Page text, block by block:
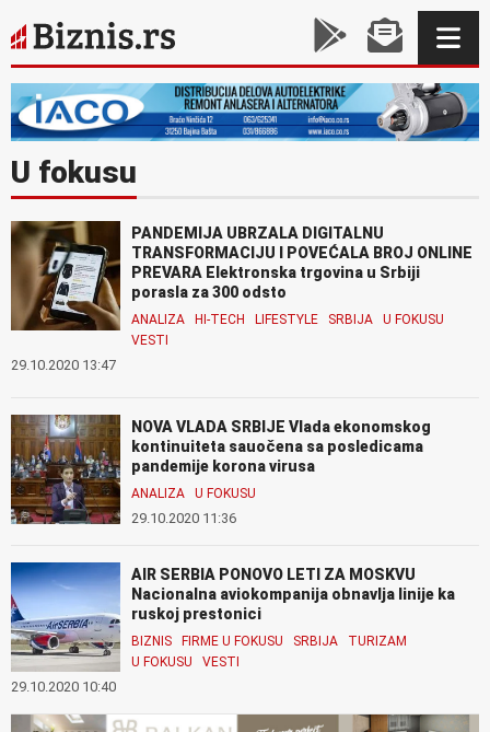
U fokusu
PANDEMIJA UBRZALA DIGITALNU
TRANSFORMACIJU I POVEĆALA BROJ ONLINE
PREVARA Elektronska trgovina u Srbiji
porasla za 300 odsto
ANALIZA HI-TECH LIFESTYLE SRBIJA
U FOKUSU
VESTI
29.10.2020 13:47
NOVA VLADA SRBIJE Vlada ekonomskog
kontinuiteta sauočena sa posledicama
pandemije korona virusa
ANALIZA U FOKUSU
29.10.2020 11:36
AIR SERBIA PONOVO LETI ZA MOSKVU
Nacionalna aviokompanija obnavlja linije ka
ruskoj prestonici
BIZNIS FIRME U FOKUSU SRBIJA
TURIZAM
U FOKUSU
VESTI
29.10.2020 10:40